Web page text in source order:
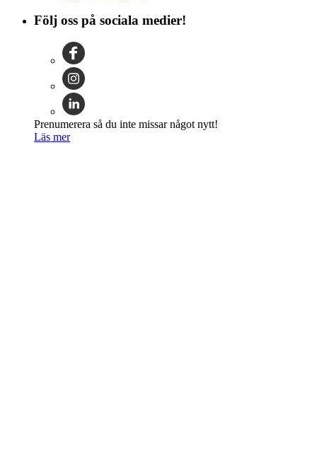
Följ oss på sociala medier!
Prenumerera så du inte missar något nytt!
Läs mer